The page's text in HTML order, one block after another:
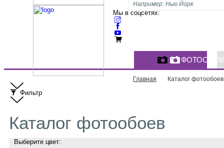
Мы в соцсетях:
Главная Каталог фотообоев
Фильтр
Каталог фотообоев
Выберите цвет: